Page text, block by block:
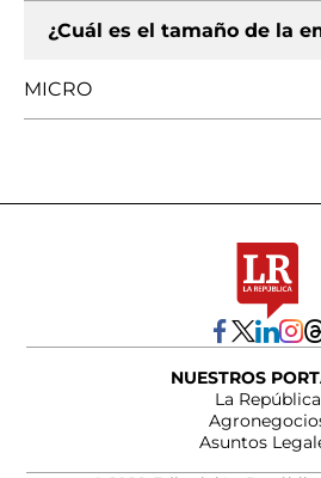
¿Cuál es el tamaño de la
MICRO
NUESTROS
La República
Asuntos